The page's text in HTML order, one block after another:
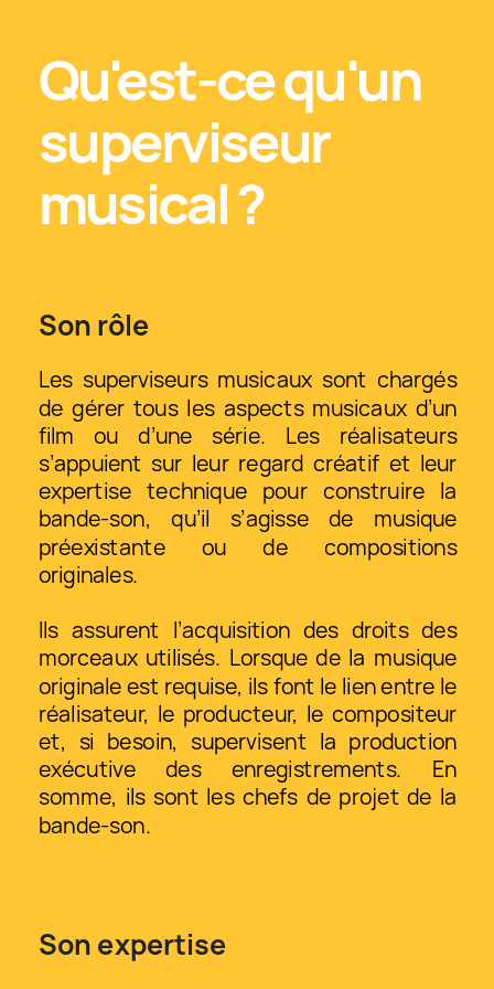
Qu'est-ce qu'un
superviseur
musical ?
Son rôle
Les superviseurs musicaux sont chargés
de gérer tous les aspects musicaux d’un
film ou d’une série. Les réalisateurs
s’appuient sur leur regard créatif et leur
expertise technique pour construire la
bande-son, qu’il s’agisse de musique
préexistante ou de compositions
originales.
Ils assurent l’acquisition des droits des
morceaux utilisés. Lorsque de la musique
originale est requise, ils font le lien entre le
réalisateur, le producteur, le compositeur
et, si besoin, supervisent la production
exécutive des enregistrements. En
somme, ils sont les chefs de projet de la
bande-son.
Son expertise